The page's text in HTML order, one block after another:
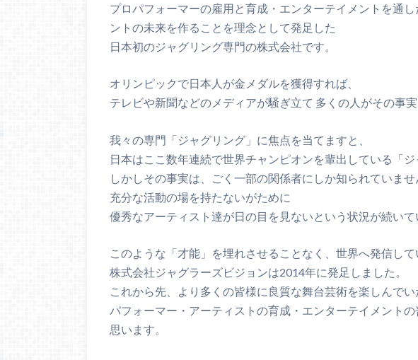
プロパフォーマーの雇用と育成・エンターテイメントを通
ントの未来を作ることを理念として発足した
日本初のジャグリング専門の株式会社です。
オリンピックで日本人が金メダルを獲得すれば、
テレビや新聞などのメディアが騒ぎ立て 多くの人がその事実
我々の専門「ジャグリング」に焦点を当てますと、
日本はここ数年連続で世界チャンピオンを輩出している「ジ
しかしその事実は、ごく一部の関係者にしか知られていませ
充分な活動の場を持たないがために
優秀なアーティスト達が日の目を見ないという状況が続いて
このような「才能」を埋れさせることなく、世界へ発信して
株式会社ジャグラーズビジョンは2014年に発足しました。
これから先、より多くの皆様に良質な舞台芸術を楽しんでい
パフォーマー・アーティストの育成・エンターテイメント
思います。